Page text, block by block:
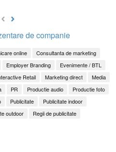
de companie
online
Consultanta de marketing
Employer Branding
Evenimente / BTL
Retail Marketing direct
Media
PR Productie audio
Productie foto
Publicitate
Publicitate indoor
outdoor
Regii de publicitate